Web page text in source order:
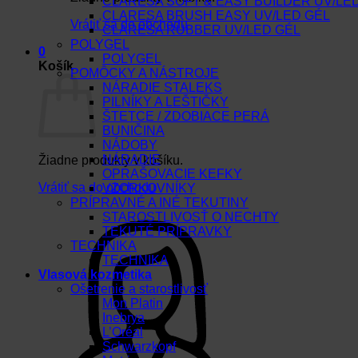
Vrátiť sa do obchodu
0
Košík
Žiadne produkty v košíku.
Vrátiť sa do obchodu
CLARESA BRUSH EASY UV/LED GÉL
CLARESA RUBBER UV/LED GÉL
POLYGEL
POLYGEL
POMÔCKY A NÁSTROJE
NÁRADIE STALEKS
PILNÍKY A LEŠTIČKY
ŠTETCE / ZDOBIACE PERÁ
BUNIČINA
NÁDOBY
NÁRADIE
OPRAŠOVACIE KEFKY
VZORKOVNÍKY
PRÍPRAVNÉ A INÉ TEKUTINY
STAROSTLIVOSŤ O NECHTY
TEKUTÉ PRÍPRAVKY
TECHNIKA
TECHNIKA
Vlasová kozmetika
Ošetrenie a starostlivosť
Mon Platin
Inebrya
L’Oréal
Schwarzkopf